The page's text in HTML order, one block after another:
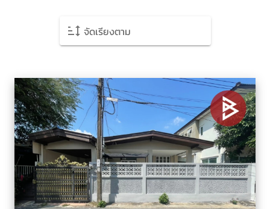
จัดเรียงตาม